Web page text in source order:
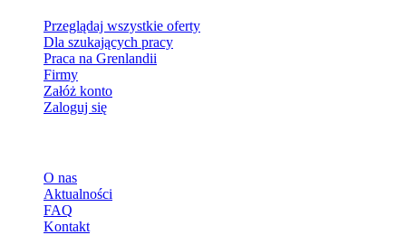
Przeglądaj wszystkie oferty
Dla szukających pracy
Praca na Grenlandii
Firmy
Załóż konto
Zaloguj się
O nas
Aktualności
FAQ
Kontakt